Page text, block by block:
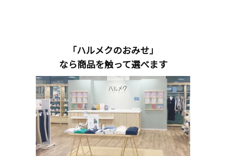
「ハルメクのおみせ」
なら商品を触って選べます